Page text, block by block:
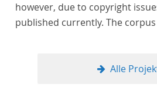
however, due to copyright
published currently. The
types of metadata. Further
Alle